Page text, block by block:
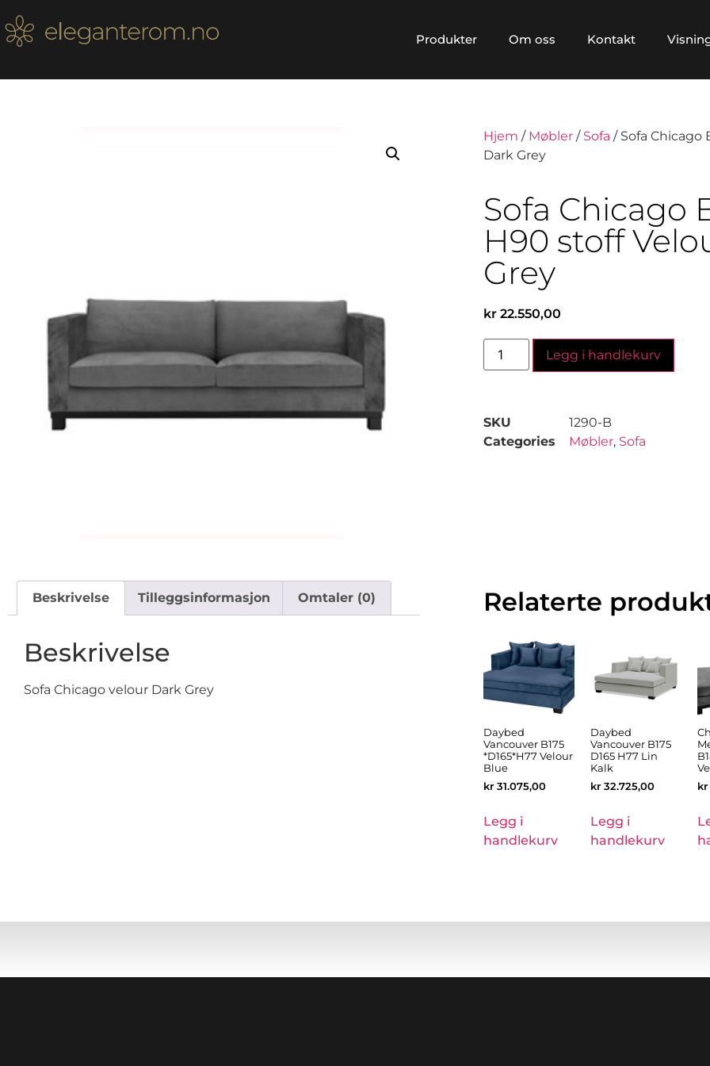
Produkter Om oss Kontakt
Hjem / Møbler / Sofa / Sofa Chicago
Dark Grey
Sofa Chicago
H90 stoff
Grey
kr 22.550,00
Legg i handlekurv
SKU
1290-B
Categories
Møbler, Sofa
Beskrivelse Tilleggsinformasjon Omtaler (0)
Beskrivelse
Sofa Chicago velour Dark Grey
Relaterte
Daybed
Vancouver B175
*D165*H77 Velour
Blue
kr 31.075,00
Legg i
handlekurv
Daybed
Vancouver B175
D165 H77 Lin
Kalk
kr 32.725,00
Legg i
handlekurv
kr